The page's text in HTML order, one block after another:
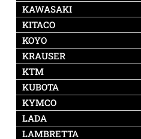
KAWASAKI
KITACO
KOYO
KRAUSER
KTM
KUBOTA
KYMCO
LADA
LAMBRETTA